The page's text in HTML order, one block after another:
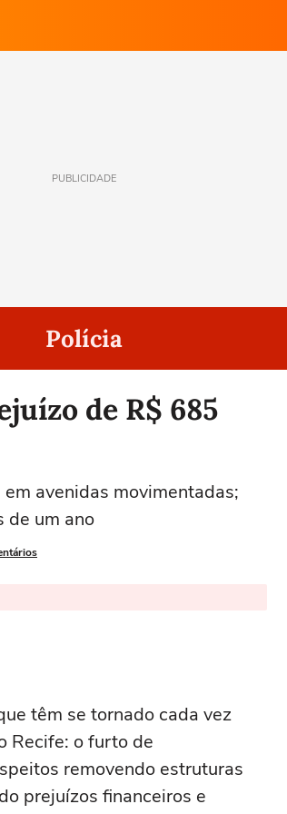
PUBLICIDADE
Polícia
de R$ 685
avenidas movimentadas;
de um ano
têm se tornado cada vez
Recife: o furto de
removendo estruturas
prejuízos financeiros e